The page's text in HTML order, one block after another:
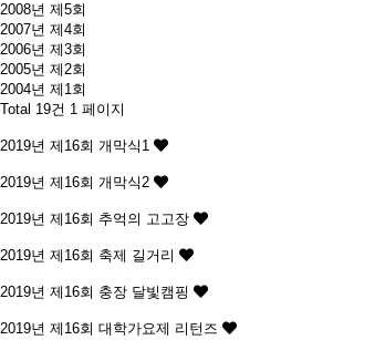
2008년 제5회
2007년 제4회
2006년 제3회
2005년 제2회
2004년 제1회
Total 19건 1 페이지
2019년 제16회 개막식1
2019년 제16회 개막식2
2019년 제16회 추억의 고고장
2019년 제16회 축제 길거리
2019년 제16회 충장 달빛캠핑
2019년 제16회 대학가요제 리턴즈